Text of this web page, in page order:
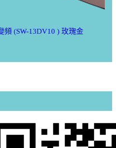
頻 (SW-13DV10 ) 玫瑰金